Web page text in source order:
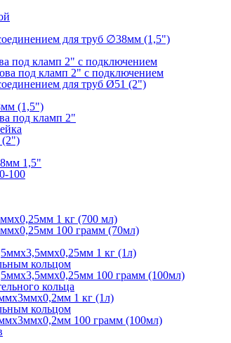
для труб ∅38мм (1,5")
под кламп 2" с подключением
под кламп 2" с подключением
для труб Ø51 (2")
(1,5")
под кламп 2"
(2")
1,5"
100
1 кг (700 мл)
100 грамм (70мл)
1 кг (1л)
кольцом
100 грамм (100мл)
кольца
1 кг (1л)
кольцом
100 грамм (100мл)